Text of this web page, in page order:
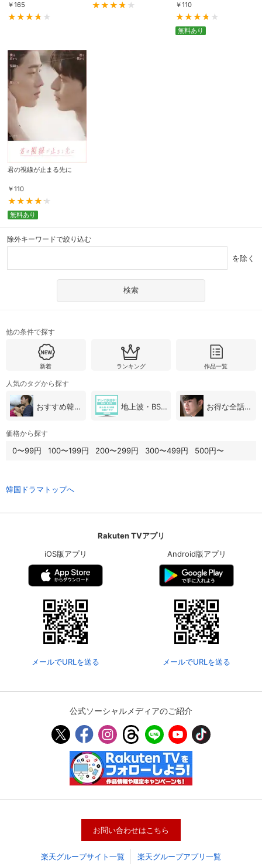
￥165 ￥110
無料あり
君の視線が止まる先に
￥110
無料あり
除外キーワードで絞り込む
を除く
他の条件で探す
新着 ランキング 作品一覧
人気のタグから探す
おすすめ韓国ドラマ 地上波・BS放送（韓国ドラマ） お得な全話パック
価格から探す
0〜99円 100〜199円 200〜299円 300〜499円 500円〜
韓国ドラマトップへ
Rakuten TVアプリ
iOS版アプリ
メールでURLを送る
Android版アプリ
メールでURLを送る
公式ソーシャルメディアのご紹介
お問い合わせはこちら
楽天グループサイト一覧 楽天グループアプリ一覧